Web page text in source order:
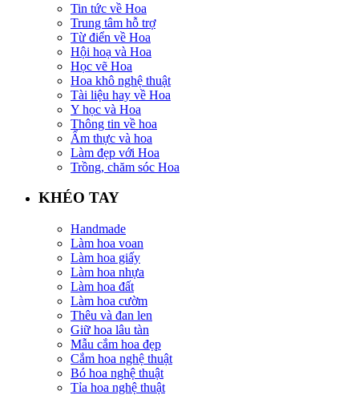
Tin tức về Hoa
Trung tâm hỗ trợ
Từ điển về Hoa
Hội hoạ và Hoa
Học vẽ Hoa
Hoa khô nghệ thuật
Tài liệu hay về Hoa
Y học và Hoa
Thông tin về hoa
Ẩm thực và hoa
Làm đẹp với Hoa
Trồng, chăm sóc Hoa
KHÉO TAY
Handmade
Làm hoa voan
Làm hoa giấy
Làm hoa nhựa
Làm hoa đất
Làm hoa cườm
Thêu và đan len
Giữ hoa lâu tàn
Mẫu cắm hoa đẹp
Cắm hoa nghệ thuật
Bó hoa nghệ thuật
Tỉa hoa nghệ thuật